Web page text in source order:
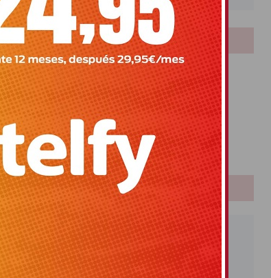
LOTERIAS
Bonoloto
Primitiva
El Gordo
Euromillones
Loteria
Once
PUBLICIDAD